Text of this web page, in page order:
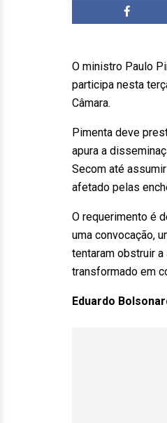
O ministro Paulo
participa nesta
Câmara.
Pimenta deve
apura a
Secom até
afetado pelas
O requerimento é
uma convocação,
tentaram obstruir
transformado em
Eduardo